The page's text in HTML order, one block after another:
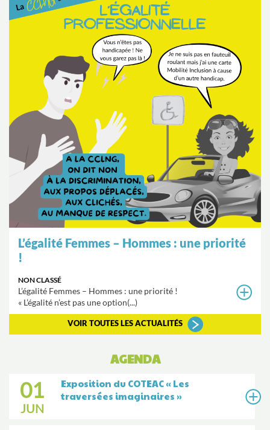
L’égalité Femmes – Hommes : une priorité
!
NON CLASSÉ
L’égalité Femmes – Hommes : une priorité !
« L’égalité n’est pas une option(...)
VOIR TOUTES LES ACTUALITÉS
AGENDA
01
JUN
Exposition du COTEAC « Les
traversées imaginaires »